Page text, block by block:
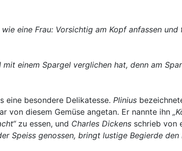
eine Frau: Vorsichtig am Kopf anfassen
einem Spargel verglichen hat, denn am
eine besondere Delikatesse. Plinius
von diesem Gemüse angetan. Er nannte ihn
zu essen, und Charles Dickens schrieb von
Speiss genossen, bringt lustige Begierde den